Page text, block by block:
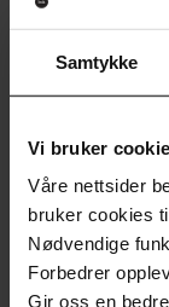
Samtykke
Vi bruker
Våre nettsider
bruker cookies
Nødvendige
Forbedrer
Gir oss en
Jo
EBOK